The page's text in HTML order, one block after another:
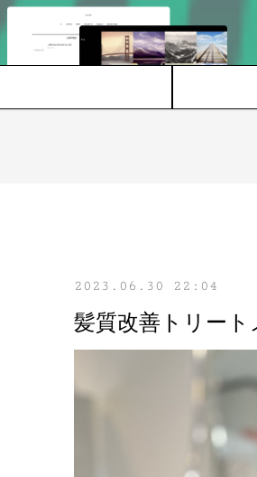
2023.06.30 22:04
髪質改善トリー